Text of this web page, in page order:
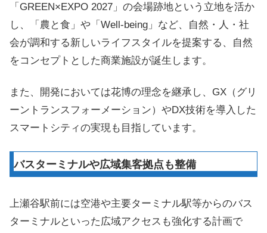
「GREEN×EXPO 2027」の会場跡地という立地を活か
し、「農と食」や「Well-being」など、自然・人・社
会が調和する新しいライフスタイルを提案する、自然
をコンセプトとした商業施設が誕生します。
また、開発においては花博の理念を継承し、GX（グリ
ーントランスフォーメーション）やDX技術を導入した
スマートシティの実現も目指しています。
バスターミナルや広域集客拠点も整備
上瀬谷駅前には空港や主要ターミナル駅等からのバス
ターミナルといった広域アクセスも強化する計画で